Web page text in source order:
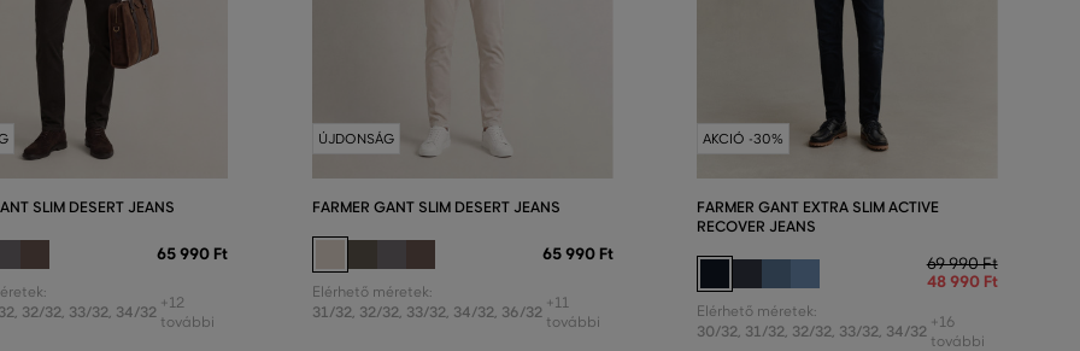
SLIM DESERT JEANS
65 990 Ft
, 32/32, 33/32, 34/32 +12
további
ÚJDONSÁG
FARMER GANT SLIM DESERT JEANS
65 990 Ft
Elérhető méretek:
31/32, 32/32, 33/32, 34/32, 36/32 +11
további
AKCIÓ -30%
FARMER GANT EXTRA SLIM ACTIVE
RECOVER JEANS
69 990 Ft
48 990 Ft
Elérhető méretek:
30/32, 31/32, 32/32, 33/32, 34/32 +16
további